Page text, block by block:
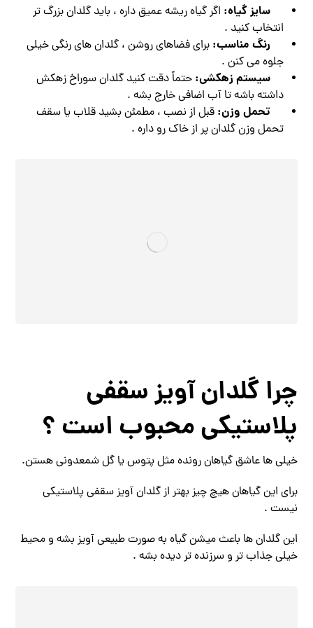
سایز گیاه: اگر گیاه ریشه عمیق داره ، باید گلدان بزرگ‌ تر
انتخاب کنید .
رنگ مناسب: برای فضاهای روشن ، گلدان‌ های رنگی خیلی
جلوه می کنن .
سیستم زهکشی: حتماً دقت کنید گلدان سوراخ زهکش
داشته باشه تا آب اضافی خارج بشه .
تحمل وزن: قبل از نصب ، مطمئن بشید قلاب یا سقف
تحمل وزن گلدان پر از خاک رو داره .
چرا گلدان آویز سقفی
پلاستیکی محبوب است ؟
خیلی ها عاشق گیاهان رونده مثل پتوس یا گل شمعدونی هستن.
برای این گیاهان هیچ چیز بهتر از گلدان آویز سقفی پلاستیکی
نیست .
این گلدان‌ ها باعث میشن گیاه به صورت طبیعی آویز بشه و محیط
خیلی جذاب ‌تر و سرزنده‌ تر دیده بشه .